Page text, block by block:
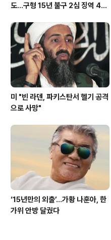
도…구형 15년 불구 2심 징역 4년
미 "빈 라덴, 파키스탄서 헬기 공격
으로 사망"
‘15년만의 외출’…가황 나훈아, 한
가위 안방 달궜다